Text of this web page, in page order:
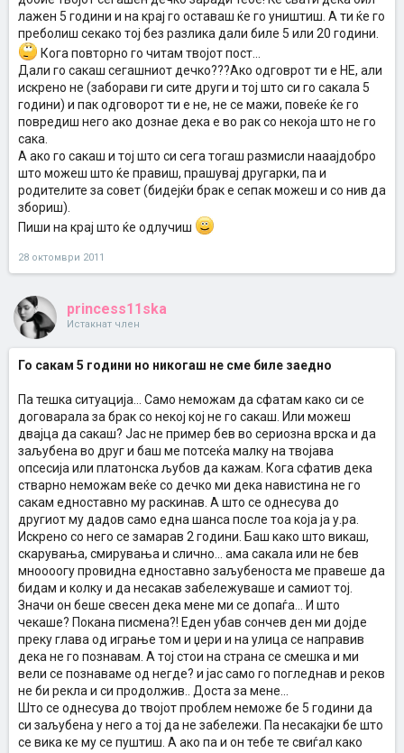
лажен 5 години и на крај го оставаш ќе го уништиш. А ти ќе го
преболиш секако тој без разлика дали биле 5 или 20 години.
Кога повторно го читам твојот пост...
Дали го сакаш сегашниот дечко???Ако одговрот ти е НЕ, али
искрено не (заборави ги сите други и тој што си го сакала 5
години) и пак одговорот ти е не, не се мажи, повеќе ќе го
повредиш него ако дознае дека е во рак со некоја што не го
сака.
А ако го сакаш и тој што си сега тогаш размисли нааајдобро
што можеш што ќе правиш, прашувај другарки, па и
родителите за совет (бидејќи брак е сепак можеш и со нив да
збориш).
Пиши на крај што ќе одлучиш
28 октомври 2011
princess11ska
Истакнат член
Го сакам 5 години но никогаш не сме биле заедно
Па тешка ситуација... Само неможам да сфатам како си се
договарала за брак со некој кој не го сакаш. Или можеш
двајца да сакаш? Јас не пример бев во сериозна врска и да
заљубена во друг и баш ме потсеќа малку на твојава
опсесија или платонска љубов да кажам. Кога сфатив дека
стварно неможам веќе со дечко ми дека навистина не го
сакам едноставно му раскинав. А што се однесува до
другиот му дадов само една шанса после тоа која ја у.ра.
Искрено со него се замарав 2 години. Баш како што викаш,
скарувања, смирувања и слично... ама сакала или не бев
мноооогу провидна едноставно заљубеноста ме правеше да
бидам и колку и да несакав забележуваше и самиот тој.
Значи он беше свесен дека мене ми се допаѓа... И што
чекаше? Покана писмена?! Еден убав сончев ден ми дојде
преку глава од играње том и џери и на улица се направив
дека не го познавам. А тој стои на страна се смешка и ми
вели се познаваме од негде? и јас само го погледнав и реков
не би рекла и си продолжив.. Доста за мене...
Што се однесува до твојот проблем неможе бе 5 години да
си заљубена у него а тој да не забележи. Па несакајки бе што
се вика ке му се пуштиш. А ако па и он тебе те свиѓал како